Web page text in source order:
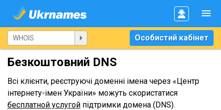
Особистий кабінет
Безкоштовний DNS
Всі клієнти, реєструючі доменні імена через «Центр
інтернету-імен України» можуть скористатися
бесплатной услугой підтримки домена (DNS).